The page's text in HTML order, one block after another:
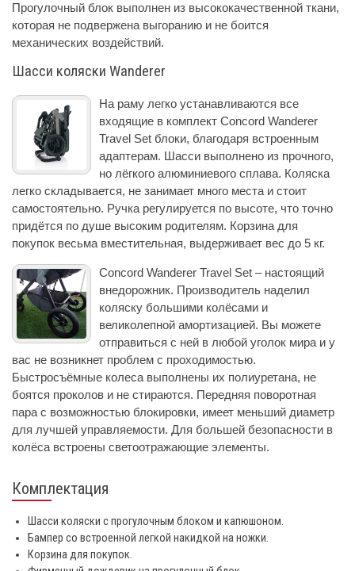
Прогулочный блок выполнен из высококачественной ткани,
которая не подвержена выгоранию и не боится
механических воздействий.
Шасси коляски Wanderer
На раму легко устанавливаются все
входящие в комплект Concord Wanderer
Travel Set блоки, благодаря встроенным
адаптерам. Шасси выполнено из прочного,
но лёгкого алюминиевого сплава. Коляска
легко складывается, не занимает много места и стоит
самостоятельно. Ручка регулируется по высоте, что точно
придётся по душе высоким родителям. Корзина для
покупок весьма вместительная, выдерживает вес до 5 кг.
Concord Wanderer Travel Set – настоящий
внедорожник. Производитель наделил
коляску большими колёсами и
великолепной амортизацией. Вы можете
отправиться с ней в любой уголок мира и у
вас не возникнет проблем с проходимостью.
Быстросъёмные колеса выполнены их полиуретана, не
боятся проколов и не стираются. Передняя поворотная
пара с возможностью блокировки, имеет меньший диаметр
для лучшей управляемости. Для большей безопасности в
колёса встроены светоотражающие элементы.
Комплектация
Шасси коляски с прогулочным блоком и капюшоном.
Бампер со встроенной легкой накидкой на ножки.
Корзина для покупок.